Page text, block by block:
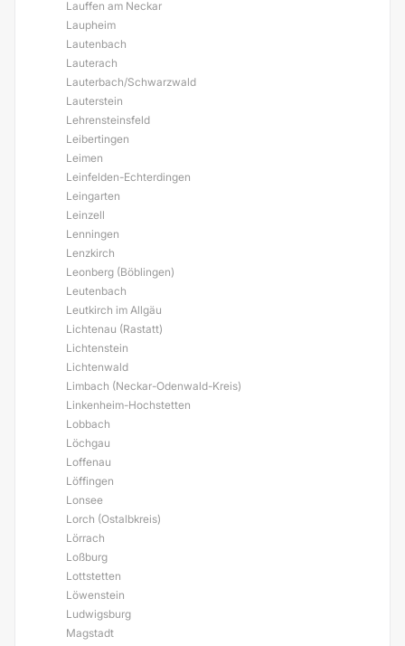
Lauffen am Neckar
Laupheim
Lautenbach
Lauterach
Lauterbach/Schwarzwald
Lauterstein
Lehrensteinsfeld
Leibertingen
Leimen
Leinfelden-Echterdingen
Leingarten
Leinzell
Lenningen
Lenzkirch
Leonberg (Böblingen)
Leutenbach
Leutkirch im Allgäu
Lichtenau (Rastatt)
Lichtenstein
Lichtenwald
Limbach (Neckar-Odenwald-Kreis)
Linkenheim-Hochstetten
Lobbach
Löchgau
Loffenau
Löffingen
Lonsee
Lorch (Ostalbkreis)
Lörrach
Loßburg
Lottstetten
Löwenstein
Ludwigsburg
Magstadt